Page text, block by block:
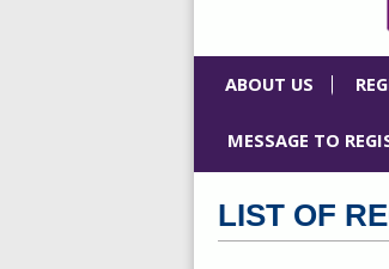
ABOUT US
MESSAGE TO
LIST OF